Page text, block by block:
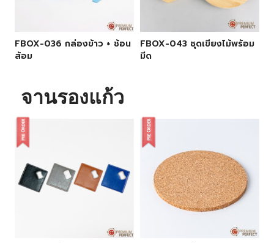
FBOX-036 กล่องข้าว + ช้อน
ส้อม
FBOX-043 ชุดเขียงไม้พร้อม
มีด
จานรองแก้ว